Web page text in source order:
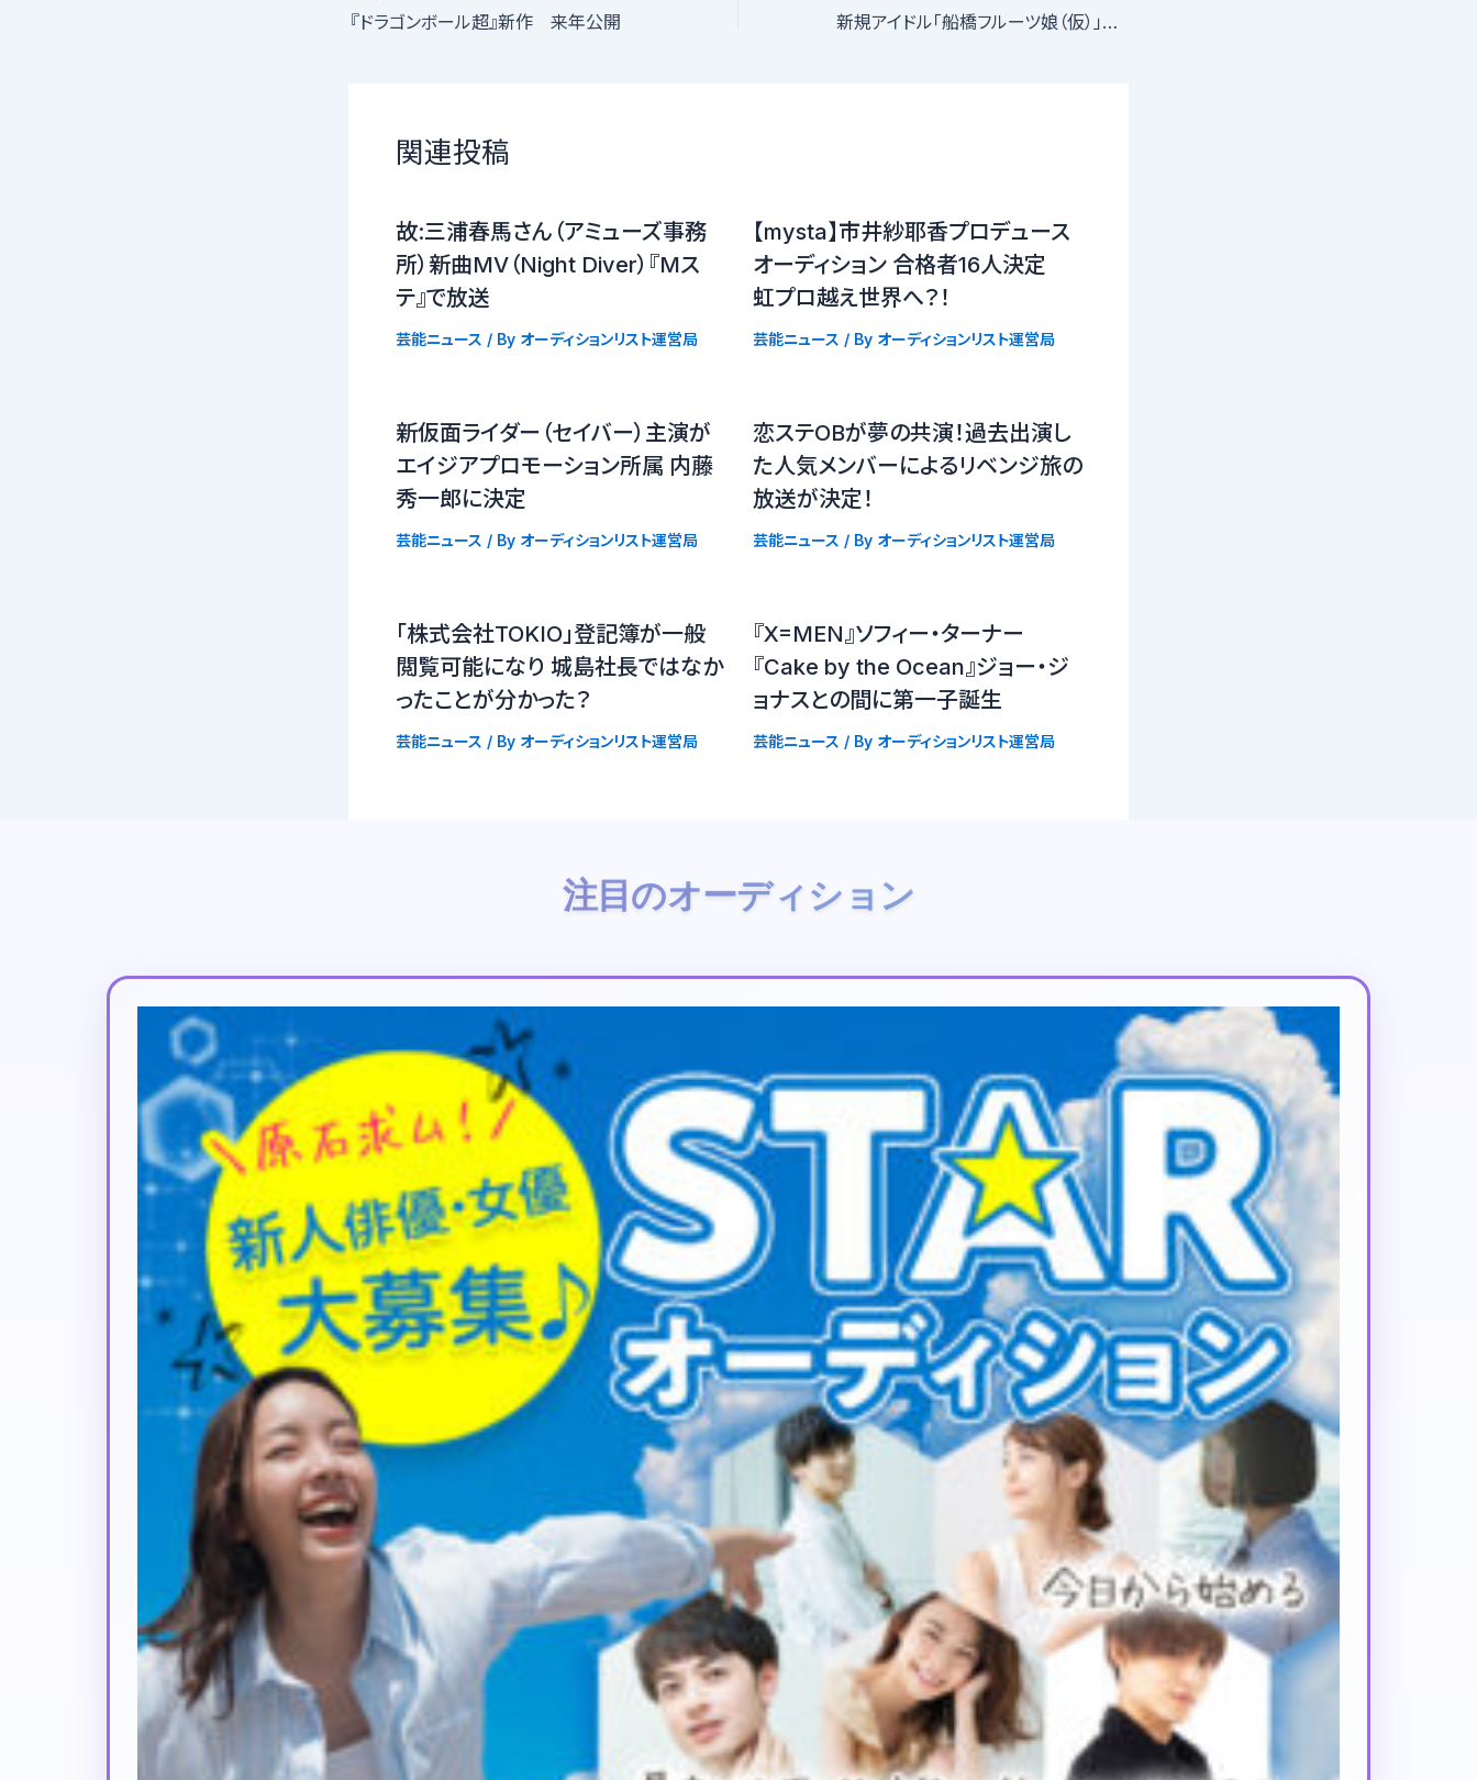
『ドラゴンボール超』新作 来年公開 新規アイドル「船橋フルーツ娘（仮）」メンバー募集
関連投稿
故:三浦春馬さん（アミューズ事務
所）新曲MV（Night Diver）『Mス
テ』で放送
芸能ニュース / By オーディションリスト運営局
【mysta】市井紗耶香プロデュース
オーディション 合格者16人決定
虹プロ越え世界へ？！
芸能ニュース / By オーディションリスト運営局
新仮面ライダー（セイバー）主演が
エイジアプロモーション所属 内藤
秀一郎に決定
芸能ニュース / By オーディションリスト運営局
恋ステOBが夢の共演！過去出演し
た人気メンバーによるリベンジ旅の
放送が決定！
芸能ニュース / By オーディションリスト運営局
「株式会社TOKIO」登記簿が一般
閲覧可能になり 城島社長ではなか
ったことが分かった？
芸能ニュース / By オーディションリスト運営局
『X=MEN』ソフィー・ターナー
『Cake by the Ocean』ジョー・ジ
ョナスとの間に第一子誕生
芸能ニュース / By オーディションリスト運営局
注目のオーディション